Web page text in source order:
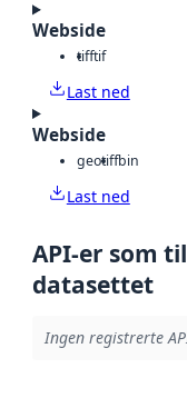
Webside
tifftif
Last ned
Webside
geotiffbin
Last ned
API-er som
datasettet
Ingen registrerte